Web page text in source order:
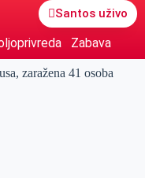
Santos uživo
Zabava
zaražena 41 osoba